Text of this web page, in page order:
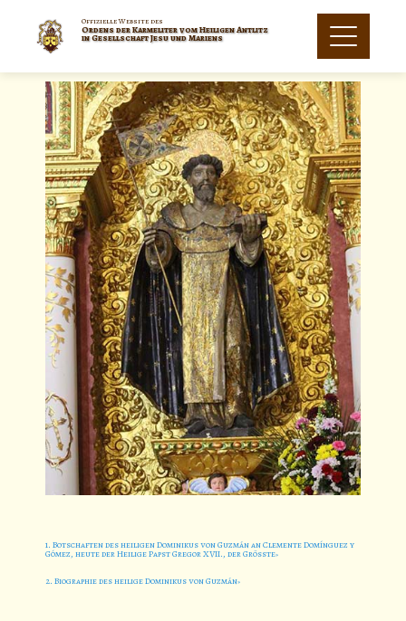
Offizielle Website des
Ordens der Karmeliter vom Heiligen Antlitz
in Gesellschaft Jesu und Mariens
1. Botschaften des heiligen Dominikus von Guzmán an Clemente Domínguez y
Gómez, heute der Heilige Papst Gregor XVII., der Grösste
2. Biographie des heilige Dominikus von Guzmán